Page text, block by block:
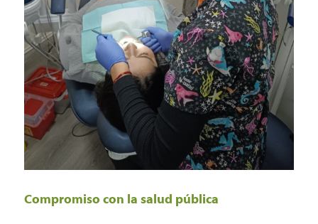
Compromiso con la salud pública